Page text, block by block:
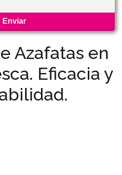
Azafatas en
Eficacia y